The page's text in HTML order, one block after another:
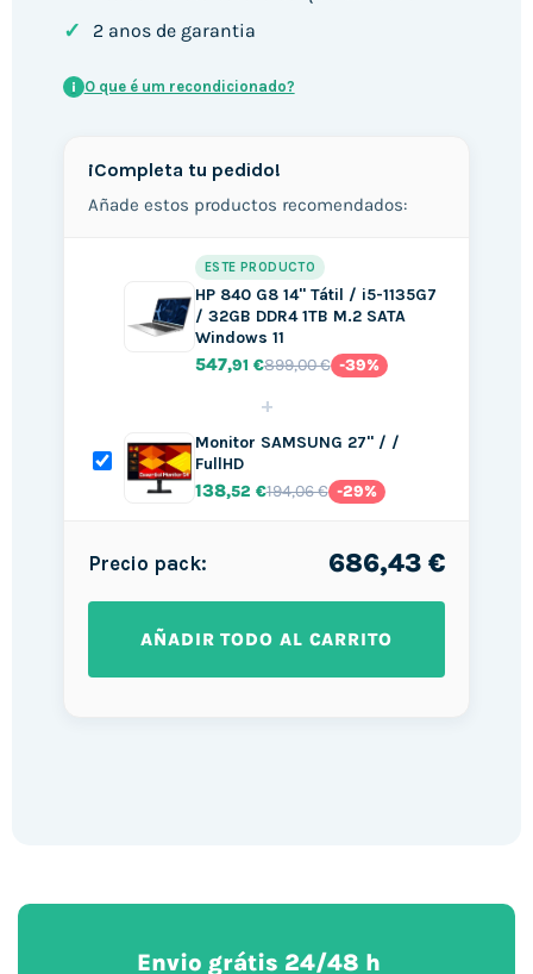
✓ 2 anos de garantia
i O que é um recondicionado?
¡Completa tu pedido!
Añade estos productos recomendados:
ESTE PRODUCTO
HP 840 G8 14" Tátil / i5-1135G7
/ 32GB DDR4 1TB M.2 SATA
Windows 11
547,91 €899,00 € -39%
+
Monitor SAMSUNG 27" / /
FullHD
138,52 €194,06 € -29%
Precio pack: 686,43 €
AÑADIR TODO AL CARRITO
Envio grátis 24/48 h